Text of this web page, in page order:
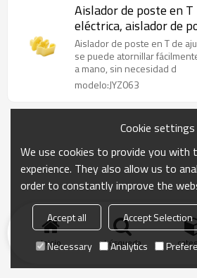
Aislador de poste en T
eléctrica, aislador de
cómodo estándar,
Aislador de poste en T de
se puede atornillar
a mano, sin necesidad d
modelo:JYZ063
Inicio búsqueda
Cookie settings
We use cookies to provide you with
experience. They also allow us to
order to constantly improve the
Accept all Accept Selection
Necessary
Analytics